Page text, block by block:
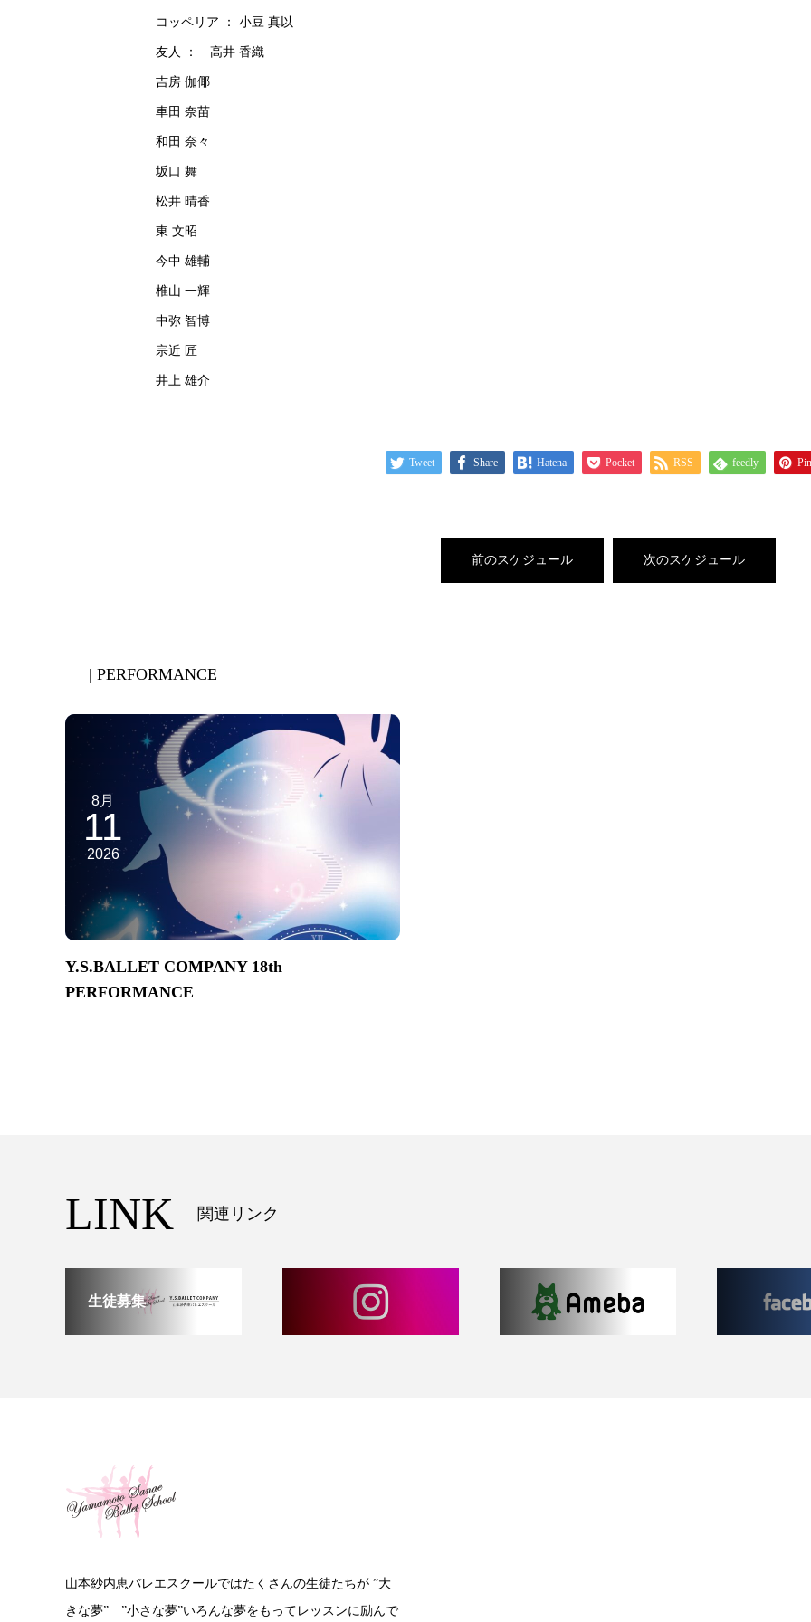
コッペリア ： 小豆 真以
友人 ： 高井 香織
吉房 伽倻
車田 奈苗
和田 奈々
坂口 舞
松井 晴香
東 文昭
今中 雄輔
椎山 一輝
中弥 智博
宗近 匠
井上 雄介
Tweet Share Hatena Pocket RSS feedly
前のスケジュール 次のスケジュール
| PERFORMANCE
8月
11
2026
Y.S.BALLET COMPANY 18th
PERFORMANCE
LINK 関連リンク
生徒募集
山本紗内恵バレエスクールではたくさんの生徒たちが ”大
きな夢” ”小さな夢”いろんな夢をもってレッスンに励んで